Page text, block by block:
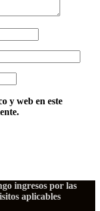
y web en este
ingresos por las
aplicables